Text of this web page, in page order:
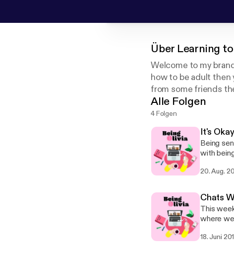
Über Learning
Welcome to my
how to be adult
from some friends
Alle Folgen
4 Folgen
It's
Being
with
20. Aug.
Chats
This
where
18. Juni